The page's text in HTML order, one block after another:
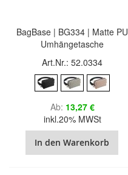
BagBase | BG334 | Matte PU
Umhängetasche
Art.Nr.: 52.0334
Ab 13,27 €
inkl.20% MWSt
In den Warenkorb